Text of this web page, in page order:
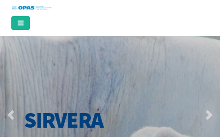
SIRVERA
Previous